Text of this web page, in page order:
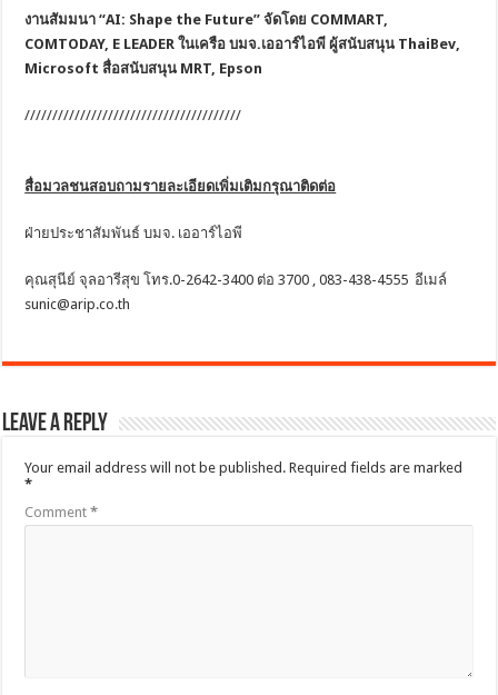
งานสัมมนา“AI: Shape the Future” จัดโดย COMMART,
COMTODAY, E LEADER ในเครือ บมจ.เออาร์ไอพี ผู้สนับสนุน ThaiBev,
Microsoft สื่อสนับสนุน MRT, Epson
///////////////////////////////////////
สื่อมวลชนสอบถามรายละเอียดเพิ่มเติมกรุณาติดต่อ
ฝ่ายประชาสัมพันธ์ บมจ. เออาร์ไอพี
คุณสุนีย์ จุลอารีสุข โทร.0-2642-3400 ต่อ 3700 , 083-438-4555 อีเมล์
sunic@arip.co.th
Leave a Reply
Your email address will not be published. Required fields are marked
*
Comment*